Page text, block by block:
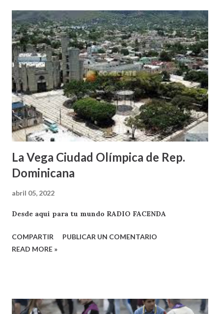
La Vega Ciudad Olímpica de Rep.
Dominicana
abril 05, 2022
Desde aqui para tu mundo RADIO FACENDA
COMPARTIR
PUBLICAR UN COMENTARIO
READ MORE »